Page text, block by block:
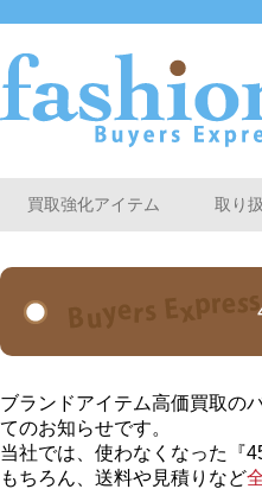
買取強化アイテム 取り
ブランドアイテム高価買取の
てのお知らせです。
当社では、使わなくなった『
もちろん、送料や見積りなど